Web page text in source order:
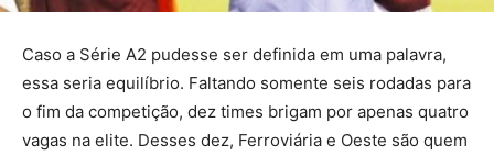
Caso a Série A2 pudesse ser definida em uma palavra,
essa seria equilíbrio. Faltando somente seis rodadas para
o fim da competição, dez times brigam por apenas quatro
vagas na elite. Desses dez, Ferroviária e Oeste são quem